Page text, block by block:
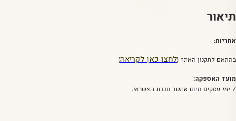
תיאור
אחריות:
בהתאם לתקנון האתר (לחצו כאן לקריאה)
מועד האספקה:
7 ימי עסקים מיום אישור חברת האשראי.